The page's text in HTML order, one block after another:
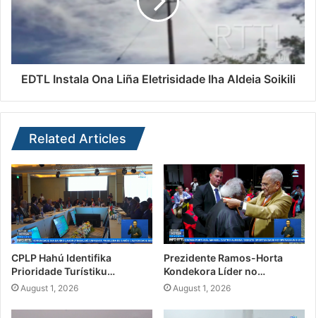
EDTL Instala Ona Liña Eletrisidade Iha Aldeia Soikili
Related Articles
CPLP Hahú Identifika
Prioridade Turístiku…
August 1, 2026
Prezidente Ramos-Horta
Kondekora Líder no…
August 1, 2026